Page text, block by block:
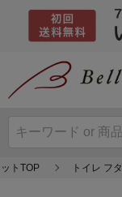
トTOP トイレ フ